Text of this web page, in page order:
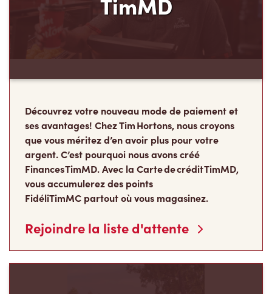
Découvrez votre nouveau mode de paiement et
ses avantages! Chez Tim Hortons, nous croyons
que vous méritez d’en avoir plus pour votre
argent. C’est pourquoi nous avons créé
Finances TimMD. Avec la Carte de crédit TimMD,
vous accumulerez des points
FidéliTimMC partout où vous magasinez.
Rejoindre la liste d'attente